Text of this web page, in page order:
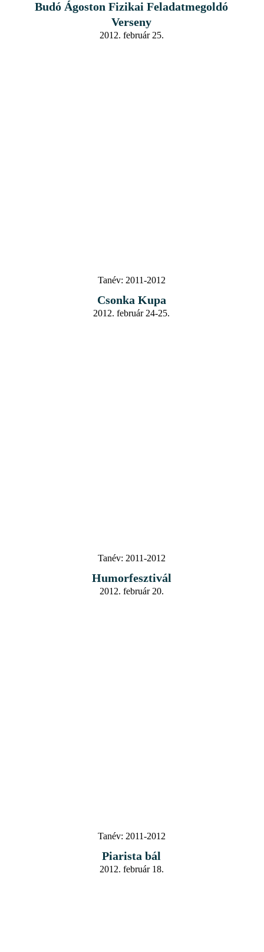
Budó Ágoston Fizikai Feladatmegoldó
Verseny
2012. február 25.
Tanév: 2011-2012
Csonka Kupa
2012. február 24-25.
Tanév: 2011-2012
Humorfesztivál
2012. február 20.
Tanév: 2011-2012
Piarista bál
2012. február 18.